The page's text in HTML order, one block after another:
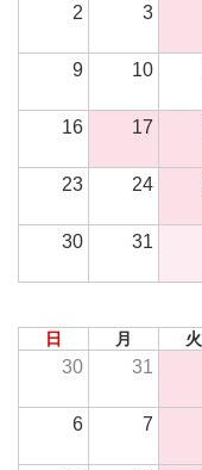
2 3
9 10
16 17
23 24
30 31
日 月 火
30 31
6 7